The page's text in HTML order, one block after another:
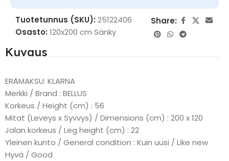
Tuotetunnus (SKU): 25122406
Osasto: 120x200 cm Sänky
Share:
Kuvaus
ERÄMAKSU: KLARNA
Merkki / Brand : BELLUS
Korkeus / Height (cm) : 56
Mitat (Leveys x Syvvys) / Dimensions (cm) : 200 x 120
Jalan korkeus / Leg height (cm) : 22
Yleinen kunto / General condition : Kuin uusi / Like new
Hyvä / Good